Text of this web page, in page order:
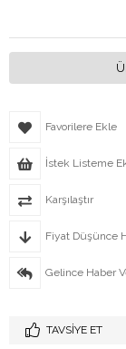
Favorilere Ekle
İstek Listeme
Karşılaştır
Fiyat Düşünce
Gelince Haber
TAVSIYE ET